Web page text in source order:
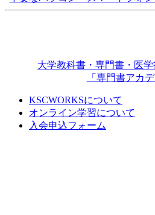
大学教科書・専門書・医
「専門書アカデ
KSCWORKSについて
オンライン学習について
入会申込フォーム